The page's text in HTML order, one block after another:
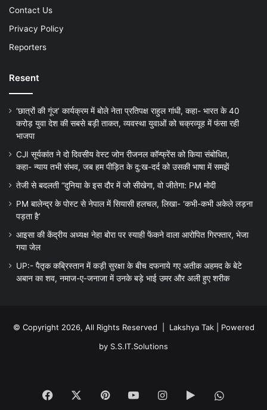
Contact Us
Privacy Policy
Reporters
Resent
‘छात्रों की गूंज’ कार्यक्रम में बोले नेता प्रतिपक्ष राहुल गांधी, कहा- भारत के 40
करोड़ युवा देश की सबसे बड़ी ताकत, व्यवस्था युवाओं को चक्रव्यूह में फंसा रही
भाजपा
CJI सूर्यकांत ने दो दिवसीय वेस्ट जोन रीजनल कॉन्फ्रेंस को किया संबोधित,
कहा- न्याय तभी संभव, जब हम पीड़ित के दु:ख-दर्द को उसकी भाषा में समझें
तेजी से बदलती “दुनिया के इस दौर में जो सीखेगा, वो जीतेगा: PM मोदी
PM बालेन्द्र के पोस्ट से नेपाल में सियासी हलचल, लिखा- ‘कभी-कभी अकेले लड़ना
पड़ता है’
आइसा की केंद्रीय अध्यक्ष नेहा बोरा पर स्याही फेंकने वाला आरोपित गिरफ्तार, भेजा
गया जेल
UP:- पैतृक कब्रिस्तान में कड़ी सुरक्षा के बीच दफनाये गए अतीक अहमद के बेटे
अबान का शव, नमाज-ए-जनाजा में उनके बड़े भाई उमर और अली हुए शरीक
© Copyright 2026, All Rights Reserved | Lakshya Tak| Powered
by S.S.IT.Solutions
Facebook PinterestYouTubeInstagram
Google